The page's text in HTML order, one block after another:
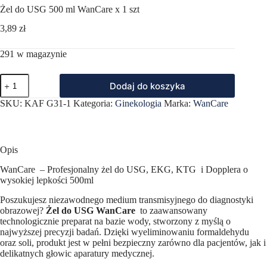
Żel do USG 500 ml WanCare x 1 szt
3,89 zł
291 w magazynie
ilość
Żel
do
USG
x
szt
Dodaj do koszyka
SKU: KAF G31-1 Kategoria: Ginekologia Marka: WanCare
Opis
WanCare – Profesjonalny żel do USG, EKG, KTG i Dopplera o
wysokiej lepkości 500ml
Poszukujesz niezawodnego medium transmisyjnego do diagnostyki
obrazowej? Żel do USG WanCare to zaawansowany
technologicznie preparat na bazie wody, stworzony z myślą o
najwyższej precyzji badań. Dzięki wyeliminowaniu formaldehydu
oraz soli, produkt jest w pełni bezpieczny zarówno dla pacjentów, jak i
delikatnych głowic aparatury medycznej.